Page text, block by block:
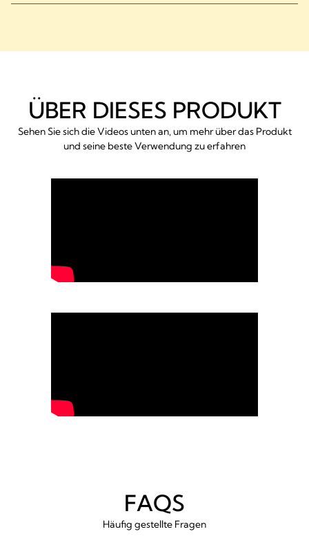
ÜBER DIESES PRODUKT
Sehen Sie sich die Videos unten an, um mehr über das Produkt
und seine beste Verwendung zu erfahren
FAQS
Häufig gestellte Fragen